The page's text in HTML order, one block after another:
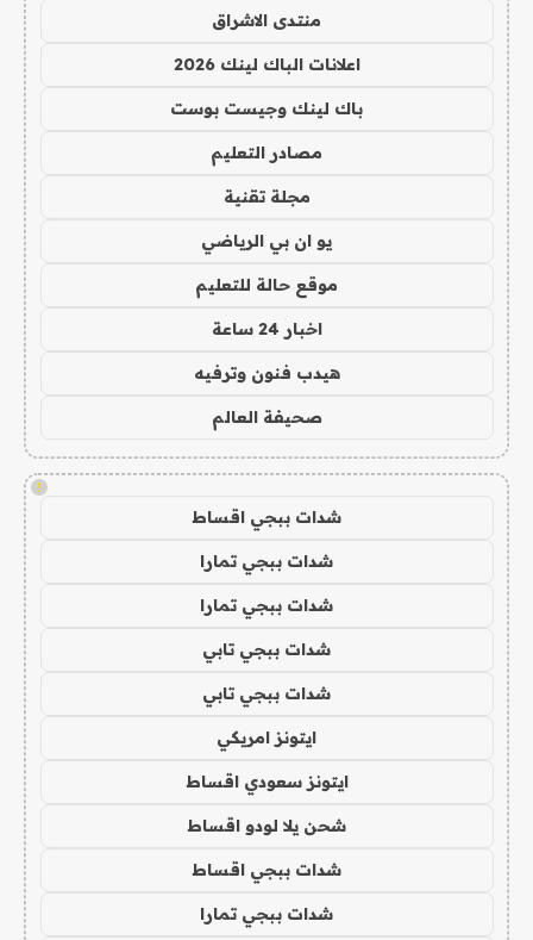
منتدى الاشراق
اعلانات الباك لينك 2026
باك لينك وجيست بوست
مصادر التعليم
مجلة تقنية
يو ان بي الرياضي
موقع حالة للتعليم
اخبار 24 ساعة
هيدب فنون وترفيه
صحيفة العالم
!
شدات ببجي اقساط
شدات ببجي تمارا
شدات ببجي تمارا
شدات ببجي تابي
شدات ببجي تابي
ايتونز امريكي
ايتونز سعودي اقساط
شحن يلا لودو اقساط
شدات ببجي اقساط
شدات ببجي تمارا